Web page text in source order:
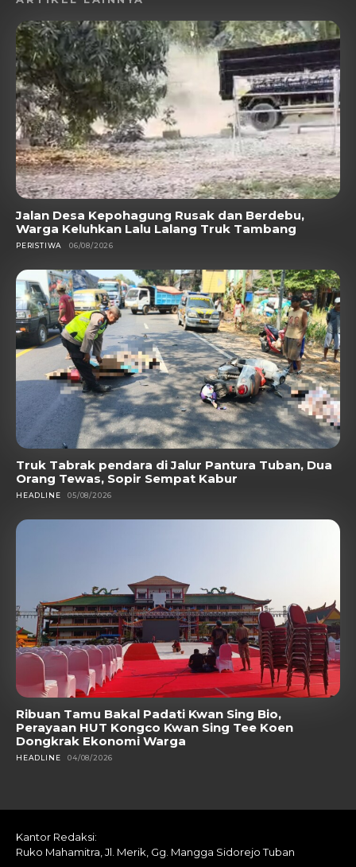
Jalan Desa Kepohagung Rusak dan Berdebu,
Warga Keluhkan Lalu Lalang Truk Tambang
PERISTIWA 06/08/2026
Truk Tabrak pendara di Jalur Pantura Tuban, Dua
Orang Tewas, Sopir Sempat Kabur
HEADLINE 05/08/2026
Ribuan Tamu Bakal Padati Kwan Sing Bio,
Perayaan HUT Kongco Kwan Sing Tee Koen
Dongkrak Ekonomi Warga
HEADLINE 04/08/2026
Kantor Redaksi:
Ruko Mahamitra, Jl. Merik, Gg. Mangga Sidorejo Tuban